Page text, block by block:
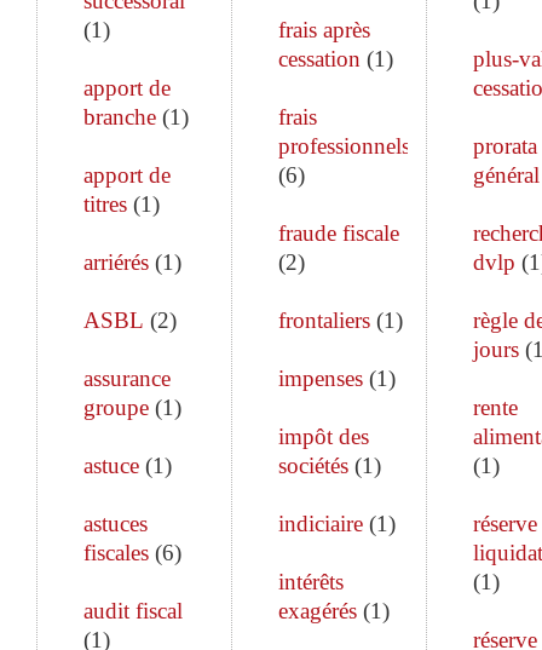
(1)
apport de
branche (1)
apport de
titres (1)
arriérés (1)
ASBL (2)
assurance
groupe (1)
astuce (1)
astuces
fiscales (6)
audit fiscal
(1)
frais après
cessation (1)
frais
professionnels
(6)
fraude fiscale
(2)
frontaliers(1)
impenses(1)
impôt des
sociétés(1)
indiciaire(1)
intérêts
exagérés(1)
plus-
prorata
général
dvlp (1
règle
jours(
rente
(1)
(1)
réserve